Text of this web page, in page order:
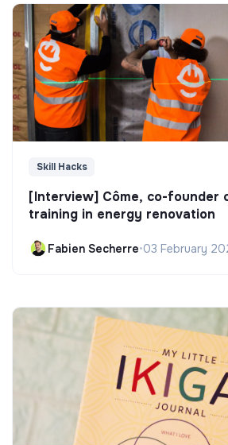
Skill Hacks
[Interview] Côme, co-founder
training in energy renovation
Fabien Secherre•03 February